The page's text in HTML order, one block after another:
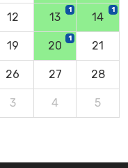
12 13
1
14
1
19 20
1
21
26 27 28
3 4 5